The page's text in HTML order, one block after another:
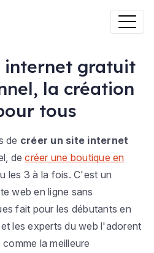
internet gratuit
la création
tous
de créer un site internet
decréer une boutique en
les 3 à la fois. C'est un
web en ligne sans
fait pour les débutants en
les experts du web l'adorent
la meilleure